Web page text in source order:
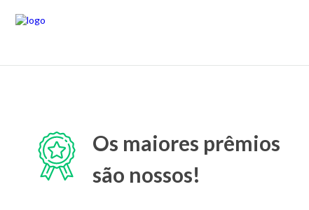
Os maiores prêmios
são nossos!